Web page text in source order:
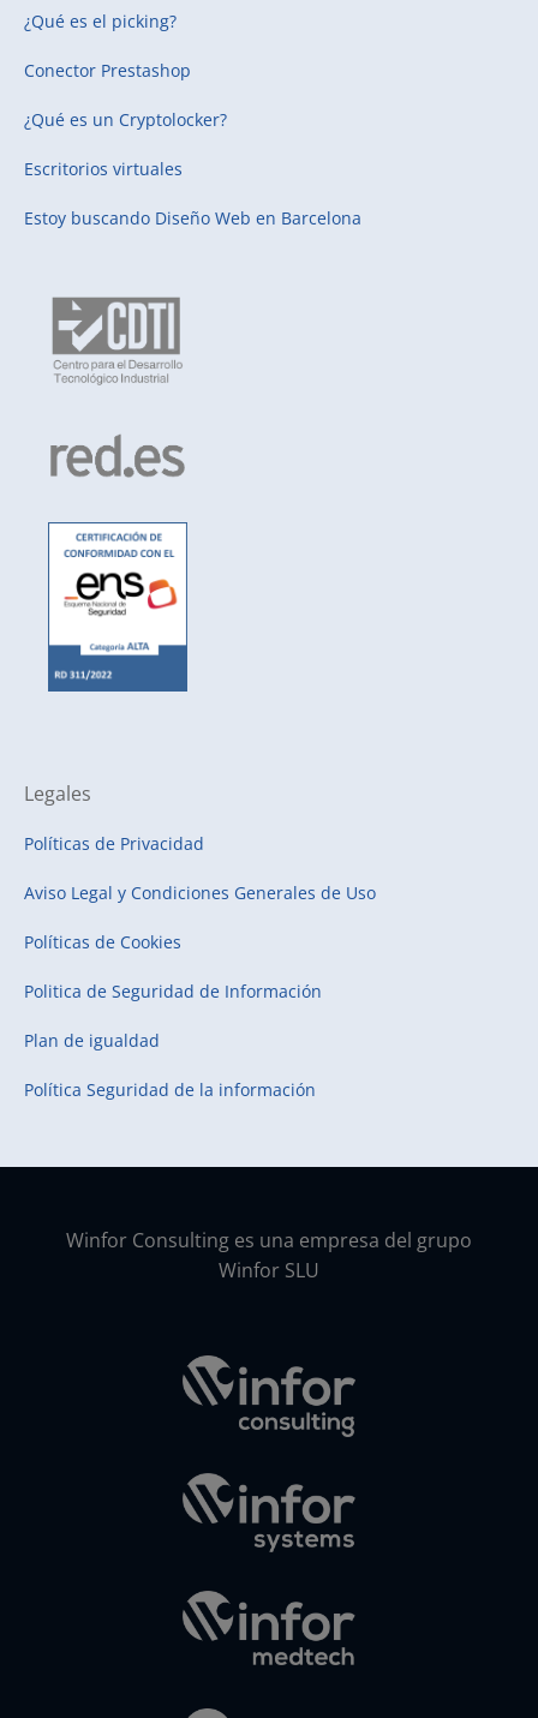
¿Qué es el picking?
Conector Prestashop
¿Qué es un Cryptolocker?
Escritorios virtuales
Estoy buscando Diseño Web en Barcelona
Legales
Políticas de Privacidad
Aviso Legal y Condiciones Generales de Uso
Políticas de Cookies
Politica de Seguridad de Información
Plan de igualdad
Política Seguridad de la información
Winfor Consulting es una empresa del grupo
Winfor SLU